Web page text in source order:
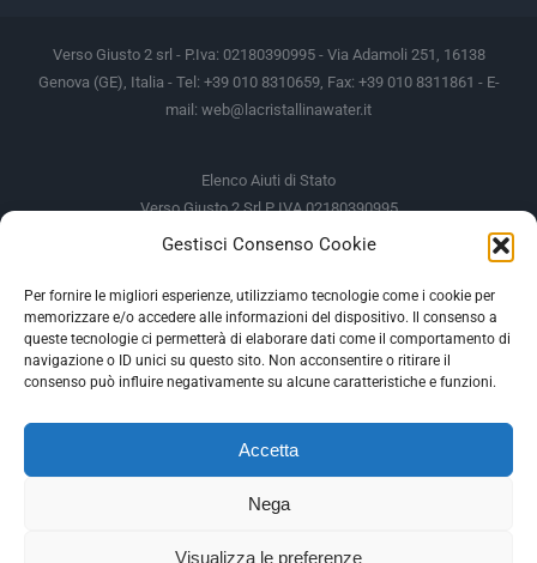
Gestisci Consenso Cookie
Per fornire le migliori esperienze, utilizziamo tecnologie come i cookie per
memorizzare e/o accedere alle informazioni del dispositivo. Il consenso a
queste tecnologie ci permetterà di elaborare dati come il comportamento di
navigazione o ID unici su questo sito. Non acconsentire o ritirare il
consenso può influire negativamente su alcune caratteristiche e funzioni.
Accetta
Nega
Visualizza le preferenze
Verso Giusto 2 srl - P.Iva: 02180390995 - Via Adamoli 251, 16138
Genova (GE), Italia - Tel: +39 010 8310659, Fax: +39 010 8311861 - E-
mail: web@lacristallinawater.it
Elenco Aiuti di Stato
Verso Giusto 2 Srl P IVA 02180390995
Soggetto Erogante
Somma Incassata
Agenzia delle Entrate
49.338,00 €
Agenzia delle Entrate
49.338,00 €
M.I.S.E
935,34 €
Gli altri aiuti di Stato sono consultabili sul REGISTRO NAZIONALE
--